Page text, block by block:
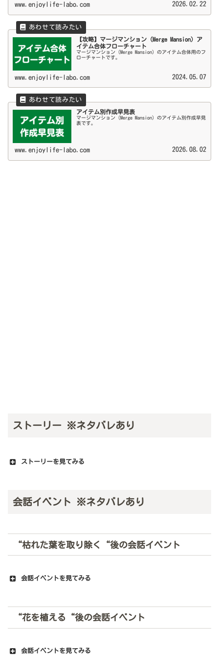
www.enjoylife-labo.com 2026.02.22
【攻略】マージマンション（Merge Mansion）ア
イテム合体フローチャート
マージマンション（Merge Mansion）のアイテム合体用のフ
ローチャートです。
www.enjoylife-labo.com 2024.05.07
アイテム別作成早見表
マージマンション（Merge Mansion）のアイテム別作成早見
表です。
www.enjoylife-labo.com 2026.08.02
ストーリー ※ネタバレあり
ストーリーを見てみる
会話イベント ※ネタバレあり
“枯れた葉を取り除く “後の会話イベント
会話イベントを見てみる
“花を植える “後の会話イベント
会話イベントを見てみる